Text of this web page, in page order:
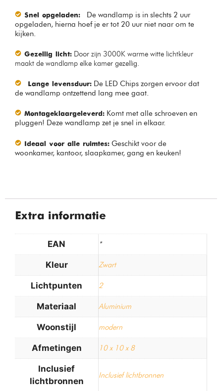
Snel opgeladen:
De wandlamp is in slechts 2 uur
opgeladen, hierna hoef je er tot 20 uur niet naar om te
kijken.
Gezellig licht: Door zijn 3000K warme witte lichtkleur
maakt de wandlamp elke kamer gezellig.
Lange levensduur: De LED Chips zorgen ervoor dat
de wandlamp ontzettend lang mee gaat.
Montageklaargeleverd: Komt met alle schroeven en
pluggen! Deze wandlamp zet je snel in elkaar.
Ideaal voor alle ruimtes: Geschikt voor de
woonkamer, kantoor, slaapkamer, gang en keuken!
Extra informatie
EAN *
Kleur Zwart
Lichtpunten 2
Materiaal Aluminium
Woonstijl modern
Afmetingen 10 x 10 x 8
Inclusief
lichtbronnen
Inclusief lichtbronnen